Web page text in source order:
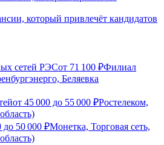
который привлечёт кандидатов
сетей РЭСот 71 100 ₽Филиал
Беляевка
от 45 000 до 55 000 ₽Ростелеком,
до 50 000 ₽Монетка, Торговая сеть,